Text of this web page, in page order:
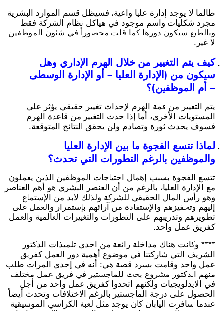
طالما لا يوجد إدارة عليا واعية، فسيظل قسم الموارد البشرية
مجرد شكليات واسم موجود في هياكل نظام الشركة فقط
وبالطبع سيكون دورها كما قلت محصوراً في شئون الموظفين
لا غير.
كيف يتم التغيير من خلال الهرم الإداري وهل
سيكون من (الإدارة العليا – أو الإدارة الوسطى
– أم الموظفين)؟
يتم التغيير من قمة الهرم لإحداث تغيير حقيقي يؤثر على
المستويات الأخرى، أما إذا حدث التغيير من قاعدة الهرم
فسوف يحدث ثورة وتصادم ولن يحقق النتائج المتوقعة.
لماذا تتسع الفجوة ما بين الإدارة العليا
والموظفين بالرغم التطورات التي تحدث؟
تتسع الفجوة بسبب إهمال احتياجات الموظفين الذين يعملون
مع الإدارة العليا، بالرغم من أن العنصر البشري هو أهم العناصر
وهو رأس المال الحقيقي للشركة ولذلك لابد من الإستماع
إليهم وتحفيزهم والإستفادة من آرائهم بإستمرار والعمل على
تطويرهم وتدريبهم على التطورات والتغييرات العالمية والعمل
كفريق عمل واحد.
**** وكانت هناك مداخلة رائعة من احدى تلميذات الدكتور
الشريف التي شاركتنا في موضوع أهمية دور العمل كفريق
عمل واحد وقامت بسرد قصة هي: أنه في إحدى المرات طلب
منهم الدكتور مشروع بحث للماجستير في فريق عمل مختلف
في الايدلويجيات ولكنهم اتحدوا كفريق عمل واحد من أجل
الحصول على درجة الماجستير بالرغم الاختلافات وتحدث أيضاً
عندما سافرت اليابان كان يوجد مثل لعبة الكراسي الموسيقية